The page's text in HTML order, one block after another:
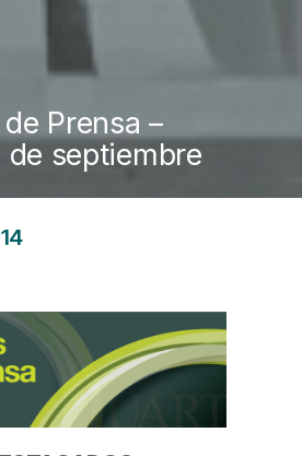
Prensa –
de septiembre